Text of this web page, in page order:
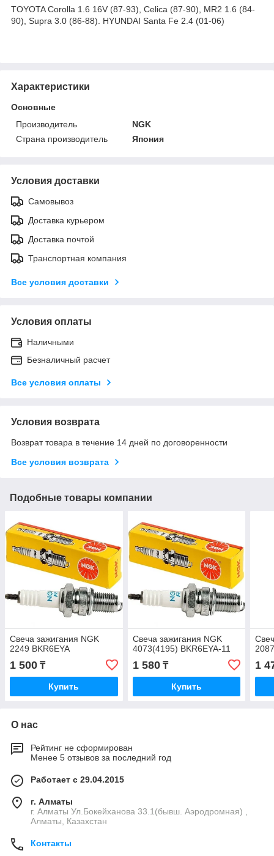
TOYOTA Corolla 1.6 16V (87-93), Celica (87-90), MR2 1.6 (84-
90), Supra 3.0 (86-88). HYUNDAI Santa Fe 2.4 (01-06)
Характеристики
Основные
Производитель
NGK
Страна производитель
Япония
Условия доставки
Самовывоз
Доставка курьером
Доставка почтой
Транспортная компания
Все условия доставки
Условия оплаты
Наличными
Безналичный расчет
Все условия оплаты
Условия возврата
Возврат товара в течение 14 дней по договоренности
Все условия возврата
Подобные товары компании
Свеча зажигания NGK
2249 BKR6EYA
1 500 ₸
Купить
Свеча зажигания NGK
4073(4195) BKR6EYA-11
1 580₸
Купить
1
О нас
Рейтинг не сформирован
Менее 5 отзывов за последний год
Работает с 29.04.2015
г. Алматы
г. Алматы Ул.Бокейханова 33.1(бывш. Аэродромная) ,
Алматы, Казахстан
Контакты